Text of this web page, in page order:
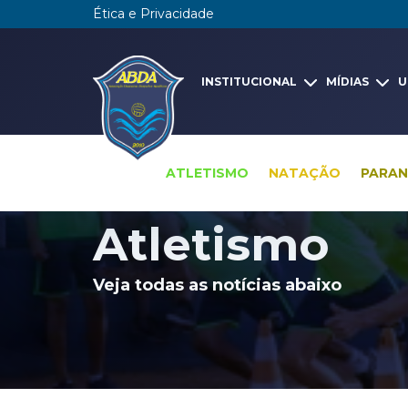
Ética e Privacidade
INSTITUCIONAL MÍDIAS
ATLETISMO NATAÇÃO
Pesquisa global Notícias Atletismo
Atletismo
Veja todas as notícias abaixo